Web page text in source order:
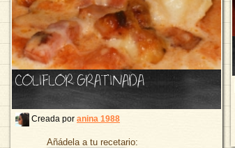
COLIFLOR GRATINADA
Creada por anina 1988
Añádela a tu recetario: